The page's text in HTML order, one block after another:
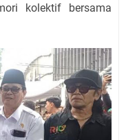
kolektif bersama